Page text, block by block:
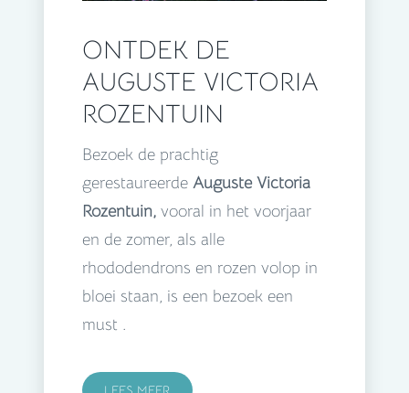
ONTDEK DE
AUGUSTE VICTORIA
ROZENTUIN
Bezoek de prachtig
gerestaureerde Auguste Victoria
Rozentuin, vooral in het voorjaar
en de zomer, als alle
rhododendrons en rozen volop in
bloei staan, is een bezoek een
must .